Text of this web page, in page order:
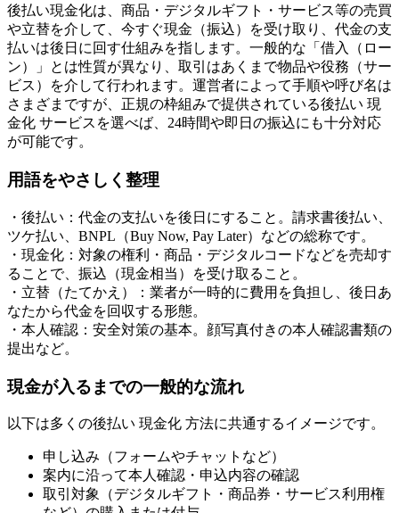
後払い現金化は、商品・デジタルギフト・サービス等の売買
や立替を介して、今すぐ現金（振込）を受け取り、代金の支
払いは後日に回す仕組みを指します。一般的な「借入（ロー
ン）」とは性質が異なり、取引はあくまで物品や役務（サー
ビス）を介して行われます。運営者によって手順や呼び名は
さまざまですが、正規の枠組みで提供されている後払い 現
金化 サービスを選べば、24時間や即日の振込にも十分対応
が可能です。
用語をやさしく整理
・後払い：代金の支払いを後日にすること。請求書後払い、
ツケ払い、BNPL（Buy Now, Pay Later）などの総称です。
・現金化：対象の権利・商品・デジタルコードなどを売却す
ることで、振込（現金相当）を受け取ること。
・立替（たてかえ）：業者が一時的に費用を負担し、後日あ
なたから代金を回収する形態。
・本人確認：安全対策の基本。顔写真付きの本人確認書類の
提出など。
現金が入るまでの一般的な流れ
以下は多くの後払い 現金化 方法に共通するイメージです。
申し込み（フォームやチャットなど）
案内に沿って本人確認・申込内容の確認
取引対象（デジタルギフト・商品券・サービス利用権